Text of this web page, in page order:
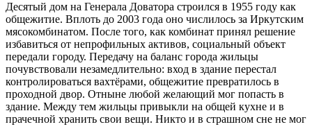
Десятый дом на Генерала Доватора строился в 1955 году как
общежитие. Вплоть до 2003 года оно числилось за Иркутским
мясокомбинатом. После того, как комбинат принял решение
избавиться от непрофильных активов, социальный объект
передали городу. Передачу на баланс города жильцы
почувствовали незамедлительно: вход в здание перестал
контролироваться вахтёрами, общежитие превратилось в
проходной двор. Отныне любой желающий мог попасть в
здание. Между тем жильцы привыкли на общей кухне и в
прачечной хранить свои вещи. Никто и в страшном сне не мог